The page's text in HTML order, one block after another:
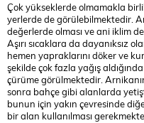
Çok yükseklerde olmamakla
yerlerde de görülebilmektedir.
değerlerde olması ve ani iklim
Aşırı sıcaklara da dayanıksız
hemen yapraklarını döker ve
şekilde çok fazla yağış
çürüme görülmektedir.
sonra bahçe gibi alanlarda
bunun için yakın çevresinde
bir alan kullanılması